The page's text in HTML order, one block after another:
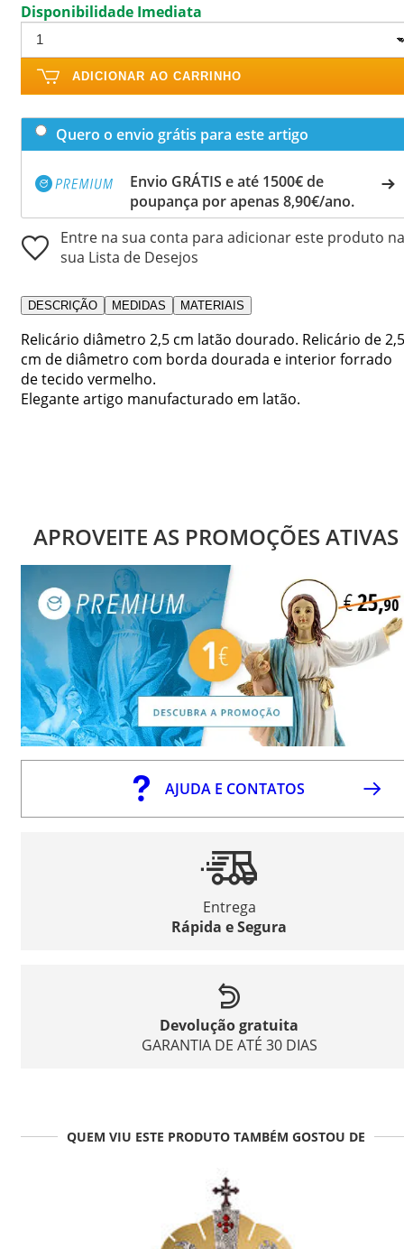
Disponibilidade Imediata
ADICIONAR AO CARRINHO
Quero o envio grátis para este artigo
Envio GRÁTIS e até 1500€ de
poupança por apenas 8,90€/ano.
Entre na sua conta para adicionar este produto na
sua Lista de Desejos
DESCRIÇÃO MEDIDAS MATERIAIS
Relicário diâmetro 2,5 cm latão dourado. Relicário de 2,5
cm de diâmetro com borda dourada e interior forrado
de tecido vermelho.
Elegante artigo manufacturado em latão.
APROVEITE AS PROMOÇÕES ATIVAS
AJUDA E CONTATOS
Entrega
Rápida e Segura
Devolução gratuita
GARANTIA DE ATÉ 30 DIAS
QUEM VIU ESTE PRODUTO TAMBÉM GOSTOU DE